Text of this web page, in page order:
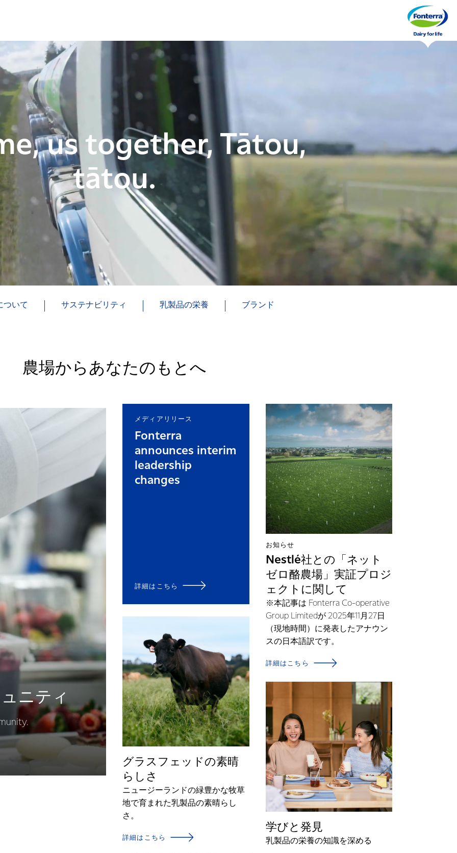
us together, Tātou,
tātou.
ついて サステナビリティ 乳製品の栄養 ブランド
農場からあなたのもとへ
ニティ
メディアリリース
Fonterra
announces interim
leadership
changes
詳細はこちら
グラスフェッドの素晴
らしさ
ニュージーランドの緑豊かな牧草
地で育まれた乳製品の素晴らし
さ。
詳細はこちら
お知らせ
Nestlé社との「ネット
ゼロ酪農場」実証プロジ
ェクトに関して
※本記事は Fonterra Co-operative
Group Limitedが 2025年11月27日
（現地時間）に発表したアナウン
スの日本語訳です。
詳細はこちら
学びと発見
乳製品の栄養の知識を深める